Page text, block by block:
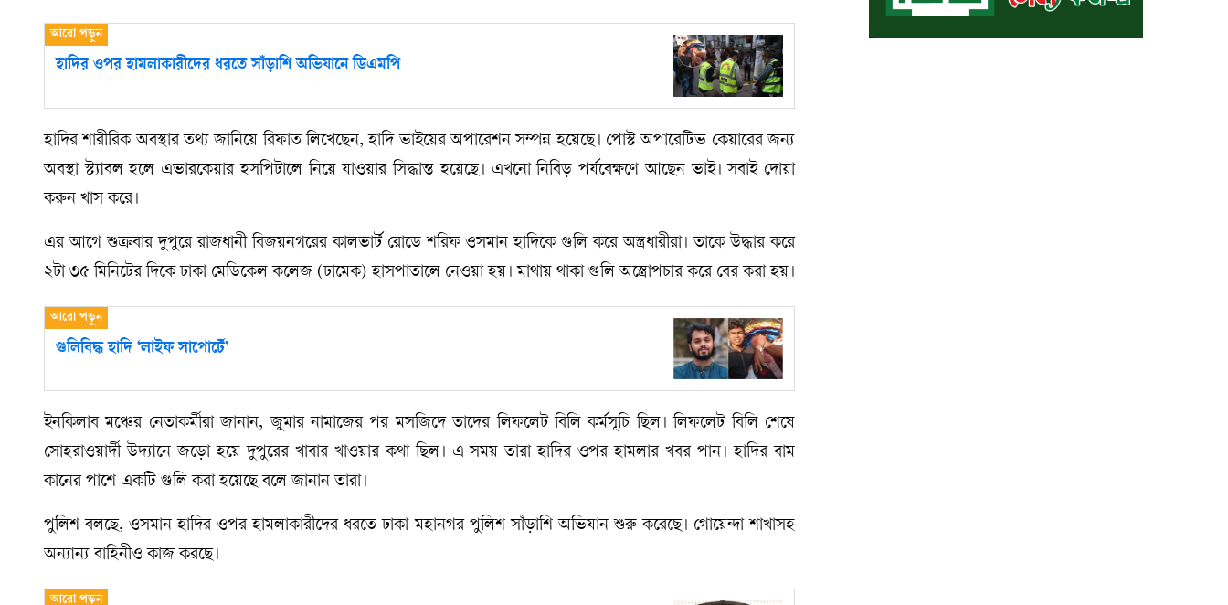
হাদির ওপর হামলাকারীদের ধরতে সাঁড়াশি অভিযানে ডিএমপি
হাদির শারীরিক অবস্থার তথ্য জানিয়ে রিফাত লিখেছেন, হাদি ভাইয়ের অপারেশন সম্পন্ন হয়েছে। পোস্ট অপারেটিভ কেয়ারের জন্য
অবস্থা স্ট্যাবল হলে এভারকেয়ার হসপিটালে নিয়ে যাওয়ার সিদ্ধান্ত হয়েছে। এখনো নিবিড় পর্যবেক্ষণে আছেন ভাই। সবাই দোয়া
করুন খাস করে।
এর আগে শুক্রবার দুপুরে রাজধানী বিজয়নগরের কালভার্ট রোডে শরিফ ওসমান হাদিকে গুলি করে অস্ত্রধারীরা। তাকে উদ্ধার করে
২টা ৩৫ মিনিটের দিকে ঢাকা মেডিকেল কলেজ (ঢামেক) হাসপাতালে নেওয়া হয়। মাথায় থাকা গুলি অস্ত্রোপচার করে বের করা হয়।
গুলিবিদ্ধ হাদি ‘লাইফ সাপোর্টে’
ইনকিলাব মঞ্চের নেতাকর্মীরা জানান, জুমার নামাজের পর মসজিদে তাদের লিফলেট বিলি কর্মসূচি ছিল। লিফলেট বিলি শেষে
সোহরাওয়ার্দী উদ্যানে জড়ো হয়ে দুপুরের খাবার খাওয়ার কথা ছিল। এ সময় তারা হাদির ওপর হামলার খবর পান। হাদির বাম
কানের পাশে একটি গুলি করা হয়েছে বলে জানান তারা।
পুলিশ বলছে, ওসমান হাদির ওপর হামলাকারীদের ধরতে ঢাকা মহানগর পুলিশ সাঁড়াশি অভিযান শুরু করেছে। গোয়েন্দা শাখাসহ
অন্যান্য বাহিনীও কাজ করছে।